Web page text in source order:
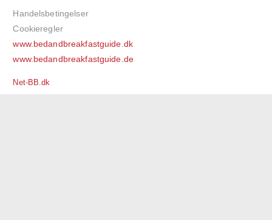
Handelsbetingelser
Cookieregler
www.bedandbreakfastguide.dk
www.bedandbreakfastguide.de
Net-BB.dk